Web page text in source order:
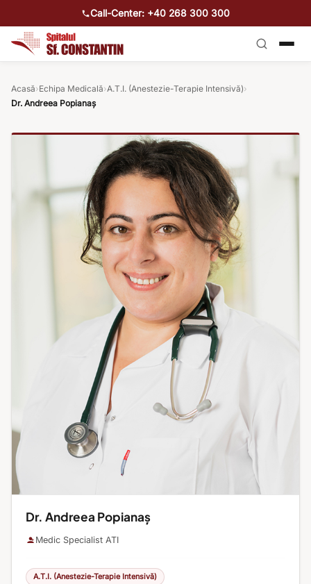
Call-Center: +40 268 300 300
Acasă›Echipa Medicală›A.T.I. (Anestezie-Terapie Intensivă)›
Dr. Andreea Popianaș
Dr. Andreea Popianaș
Medic Specialist ATI
A.T.I. (Anestezie-Terapie Intensivă)